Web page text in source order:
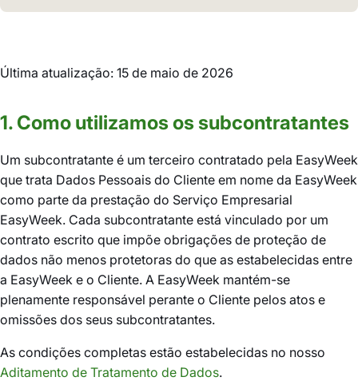
Última atualização: 15 de maio de 2026
1. Como utilizamos os subcontratantes
Um subcontratante é um terceiro contratado pela EasyWeek
que trata Dados Pessoais do Cliente em nome da EasyWeek
como parte da prestação do Serviço Empresarial
EasyWeek. Cada subcontratante está vinculado por um
contrato escrito que impõe obrigações de proteção de
dados não menos protetoras do que as estabelecidas entre
a EasyWeek e o Cliente. A EasyWeek mantém-se
plenamente responsável perante o Cliente pelos atos e
omissões dos seus subcontratantes.
As condições completas estão estabelecidas no nosso
Aditamento de Tratamento de Dados.